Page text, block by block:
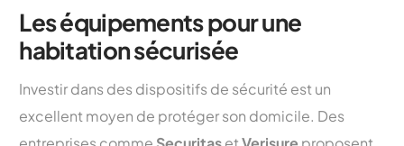
Les équipements pour une
habitation sécurisée
Investir dans des dispositifs de sécurité est un
excellent moyen de protéger son domicile. Des